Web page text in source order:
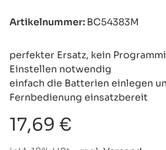
Artikelnummer:BC54383M
perfekter Ersatz, kein
Einstellen notwendig
einfach die Batterien einlegen
Fernbedienung einsatzbereit
17,69 €